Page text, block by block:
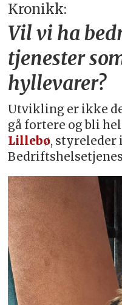
Kronikk:
Vil vi ha
tjenester
hyllevarer?
Utvikling er ikke
gå fortere og bli
Lillebø, styreleder i